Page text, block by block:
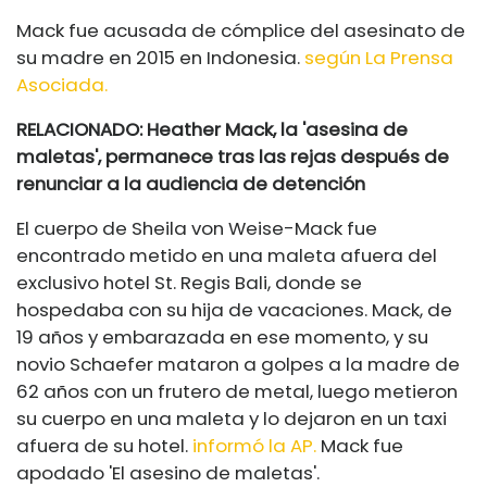
Mack fue acusada de cómplice del asesinato de
su madre en 2015 en Indonesia. según La Prensa
Asociada.
RELACIONADO: Heather Mack, la 'asesina de
maletas', permanece tras las rejas después de
renunciar a la audiencia de detención
El cuerpo de Sheila von Weise-Mack fue
encontrado metido en una maleta afuera del
exclusivo hotel St. Regis Bali, donde se
hospedaba con su hija de vacaciones. Mack, de
19 años y embarazada en ese momento, y su
novio Schaefer mataron a golpes a la madre de
62 años con un frutero de metal, luego metieron
su cuerpo en una maleta y lo dejaron en un taxi
afuera de su hotel. informó la AP. Mack fue
apodado 'El asesino de maletas'.